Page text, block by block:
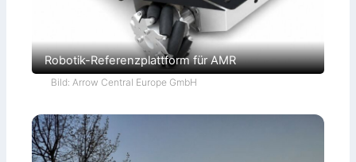
Robotik-Referenzplattform für AMR
Bild: Arrow Central Europe GmbH